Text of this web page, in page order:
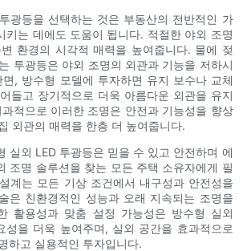
광등을 선택하는 것은 부동산의 전반적인 가
키는 데에도 도움이 됩니다. 적절한 야외 조명
환경의 시각적 매력을 높여줍니다. 물에 젖
투광등은 야외 조명의 외관과 기능을 저하시
, 방수형 모델에 투자하면 유지 보수나 교체
들고 장기적으로 더욱 아름다운 외관을 유지
적으로 이러한 조명은 안전과 기능성을 향상
외관의 매력을 한층 더 높여줍니다.
실외 LED 투광등은 믿을 수 있고 안전하며 에
조명 솔루션을 찾는 모든 주택 소유자에게 필
계는 모든 기상 조건에서 내구성과 안전성을
은 친환경적인 성능과 오래 지속되는 조명을
활용성과 맞춤 설정 가능성은 방수형 실외
성을 더욱 높여주며, 실외 공간을 효과적으로
하고 실용적인 투자입니다.